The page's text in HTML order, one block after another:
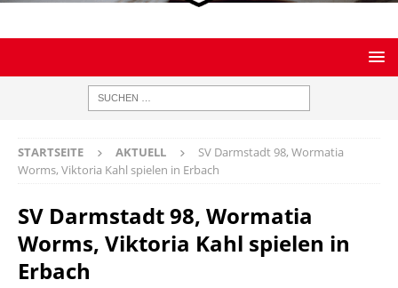
STARTSEITE AKTUELL
SV Darmstadt 98, Wormatia
Worms, Viktoria Kahl spielen in Erbach
SV Darmstadt 98, Wormatia
Worms, Viktoria Kahl spielen in
Erbach